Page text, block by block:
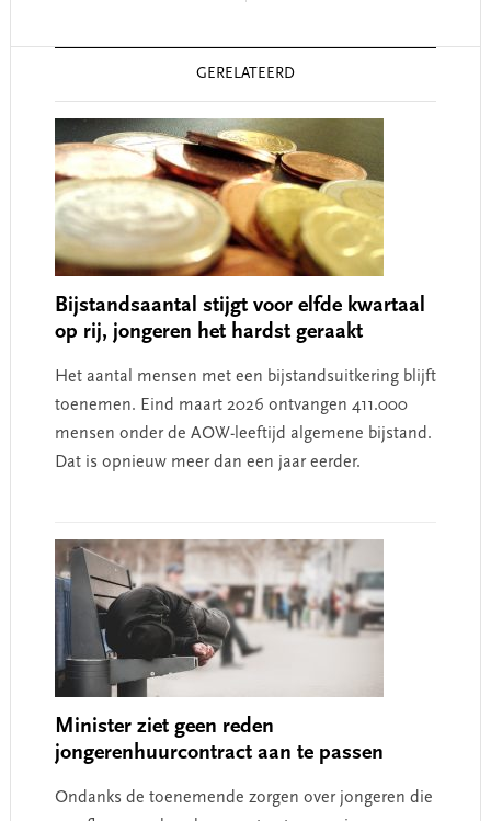
GERELATEERD
Bijstandsaantal stijgt voor elfde kwartaal
op rij, jongeren het hardst geraakt
Het aantal mensen met een bijstandsuitkering blijft
toenemen. Eind maart 2026 ontvangen 411.000
mensen onder de AOW-leeftijd algemene bijstand.
Dat is opnieuw meer dan een jaar eerder.
Minister ziet geen reden
jongerenhuurcontract aan te passen
Ondanks de toenemende zorgen over jongeren die